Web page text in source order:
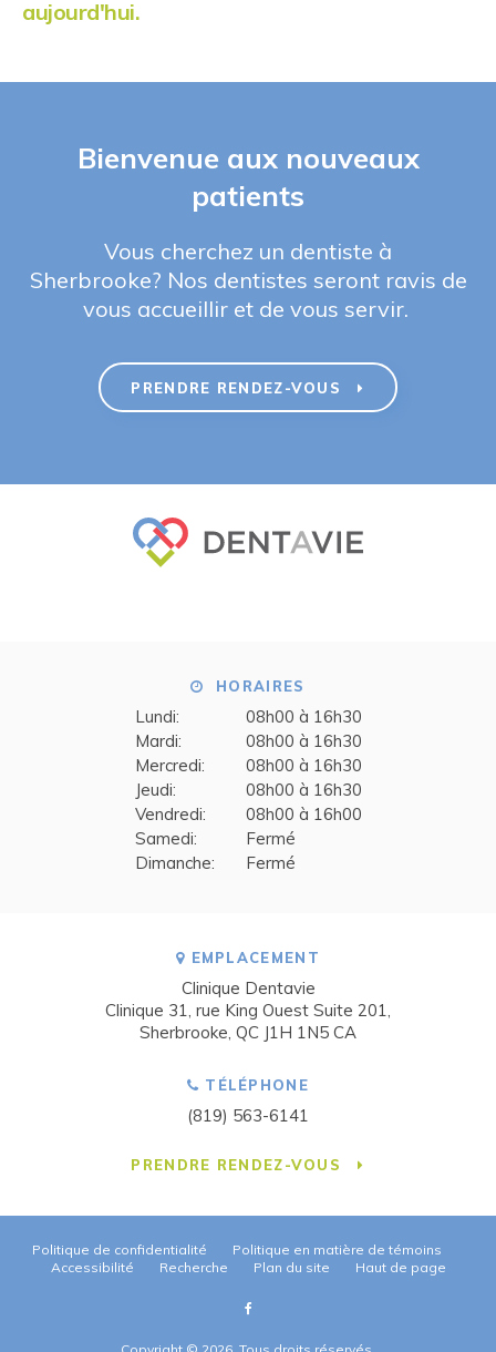
aujourd'hui.
Bienvenue aux nouveaux
patients
Vous cherchez un dentiste à
Sherbrooke? Nos dentistes seront ravis de
vous accueillir et de vous servir.
PRENDRE RENDEZ-VOUS
HORAIRES
Lundi:
08h00 à 16h30
Mardi:
08h00 à 16h30
Mercredi:
08h00 à 16h30
Jeudi:
08h00 à 16h30
Vendredi:
08h00 à 16h00
Samedi:
Fermé
Dimanche:
Fermé
EMPLACEMENT
Clinique Dentavie
Clinique 31, rue King Ouest Suite 201
Sherbrooke QC J1H 1N5 CA
TÉLÉPHONE
(819) 563-6141
PRENDRE RENDEZ-VOUS
Politique de confidentialité
Politique en matière de témoins
Accessibilité
Recherche Plan du site Haut de page